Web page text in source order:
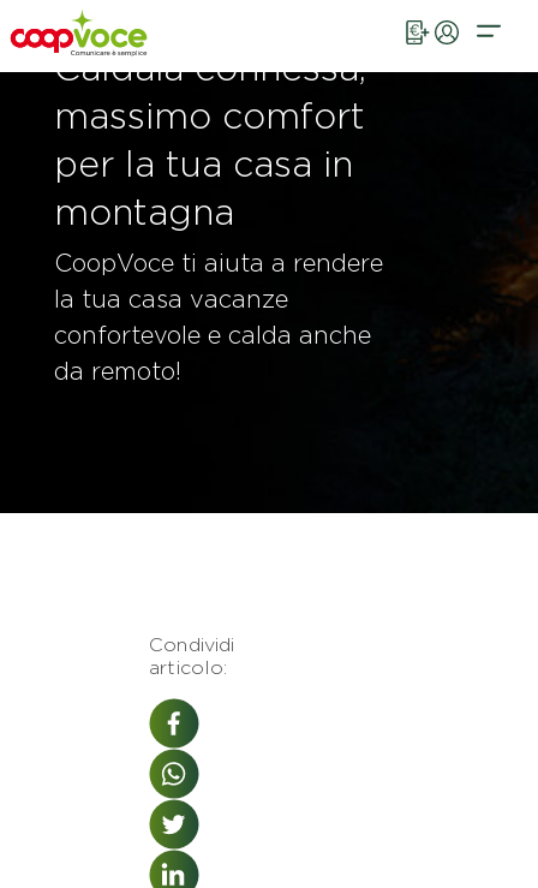
Vai al contenuto principale
Caldaia connessa,
massimo comfort
per la tua casa in
montagna
CoopVoce ti aiuta a rendere
la tua casa vacanze
confortevole e calda anche
da remoto!
Condividi
articolo: